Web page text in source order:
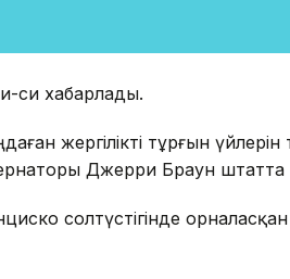
си хабарлады.
жергілікті тұрғын
Джерри Браун
солтүстігінде